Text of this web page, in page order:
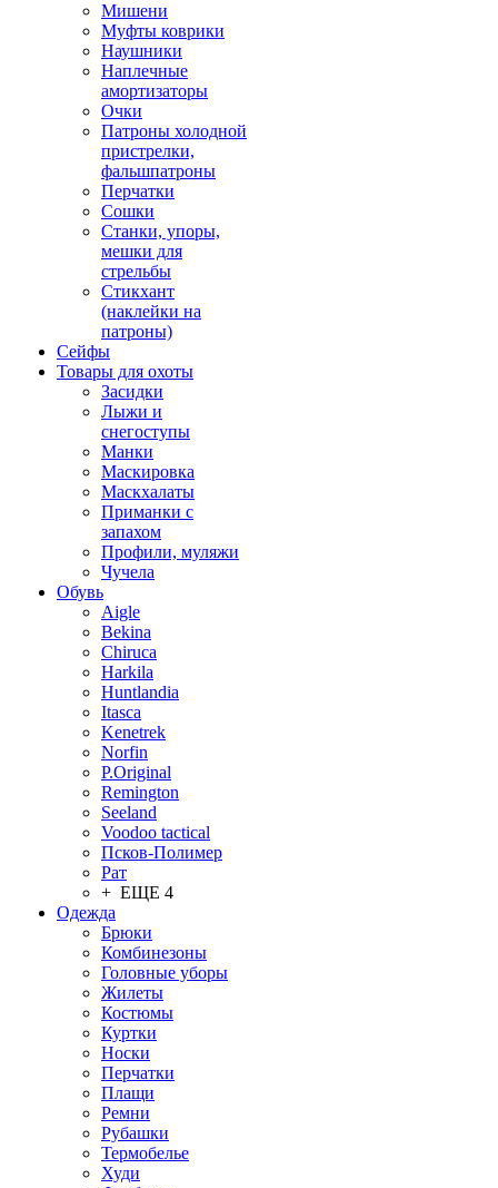
Мишени
Муфты коврики
Наушники
Наплечные
амортизаторы
Очки
Патроны холодной
пристрелки,
фальшпатроны
Перчатки
Сошки
Станки, упоры,
мешки для
стрельбы
Стикхант
(наклейки на
патроны)
Сейфы
Товары для охоты
Засидки
Лыжи и
снегоступы
Манки
Маскировка
Маскхалаты
Приманки с
запахом
Профили, муляжи
Чучела
Обувь
Aigle
Bekina
Chiruсa
Harkila
Huntlandia
Itasca
Kenetrek
Norfin
P.Original
Remington
Seeland
Voodoo tactical
Псков-Полимер
Рат
+ ЕЩЕ 4
Одежда
Брюки
Комбинезоны
Головные уборы
Жилеты
Костюмы
Куртки
Носки
Перчатки
Плащи
Ремни
Рубашки
Термобелье
Худи